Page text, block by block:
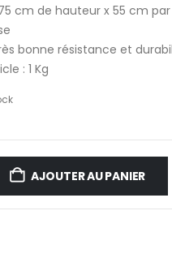
cm de hauteur x 55 cm
bonne résistance et
: 1 Kg
AJOUTER AU PANIER